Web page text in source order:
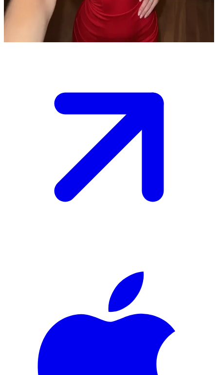
прихованим азартом. Користувач, сидячи біля бару під час
цього вишуканого вечора, раптом зустрічається з нею
поглядом.